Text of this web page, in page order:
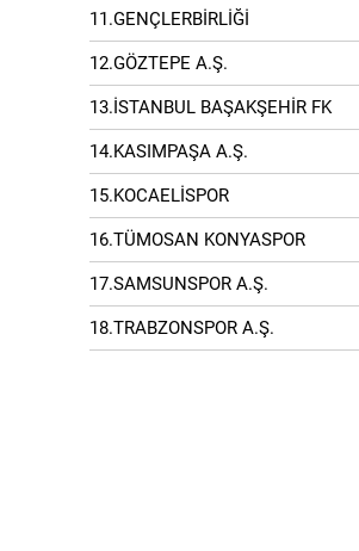
11.GENÇLERBİRLİĞİ
12.GÖZTEPE A.Ş.
13.İSTANBUL BAŞAKŞEHİR FK
14.KASIMPAŞA A.Ş.
15.KOCAELİSPOR
16.TÜMOSAN KONYASPOR
17.SAMSUNSPOR A.Ş.
18.TRABZONSPOR A.Ş.